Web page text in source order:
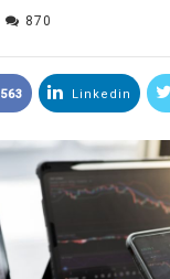
870
563 Linkedin